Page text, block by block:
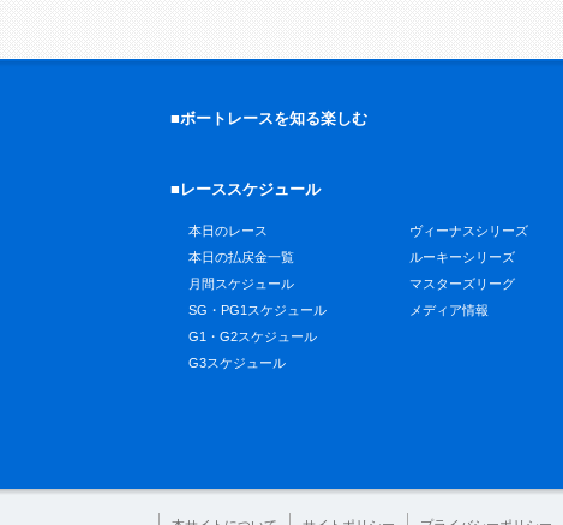
■ボートレースを知る楽しむ
■レーススケジュール
本日のレース
本日の払戻金一覧
月間スケジュール
SG・PG1スケジュール
G1・G2スケジュール
G3スケジュール
ヴィーナスシリーズ
ルーキーシリーズ
マスターズリーグ
メディア情報